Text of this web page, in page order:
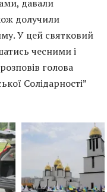
давали
долучили
У цей святковий
чесними і
голова
Солідарності”